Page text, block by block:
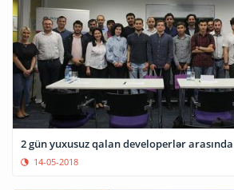
2 gün yuxusuz qalan developerlər
14-05-2018